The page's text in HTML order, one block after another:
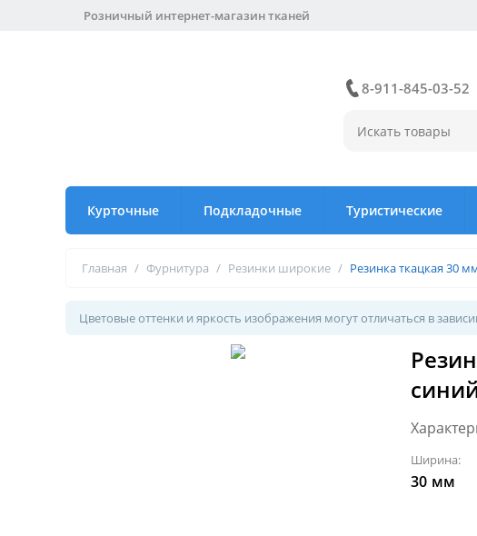
Розничный интернет-магазин тканей
8-911-845-03-52
Курточные Подкладочные Туристические
Главная / Фурнитура / Резинки широкие / Резинка ткацкая 30
Цветовые оттенки и яркость изображения могут отличаться в
Ширина:
30 мм